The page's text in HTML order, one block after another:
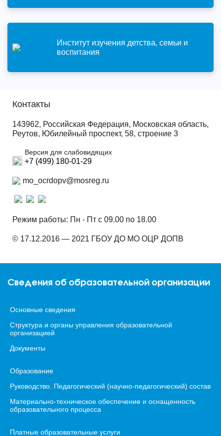
Институт изучения детства, семьи и
воспитания
Контакты
143962, Российская Федерация, Московская область,
Реутов, Юбилейный проспект, 58, строение 3
Версия для слабовидящих
+7 (499) 180-01-29
mo_ocrdopv@mosreg.ru
Режим работы: Пн - Пт с 09.00 по 18.00
© 17.12.2016 — 2021 ГБОУ ДО МО ОЦР ДОПВ
Сведения об образовательной организации
Основные сведения
Структура и органы управления образовательной
организацией
Документы
Образование
Руководство. Педагогический (научно-педагогический) состав
Материально-техническое обеспечение и оснащенность
образовательного процесса
Платные образовательные услуги